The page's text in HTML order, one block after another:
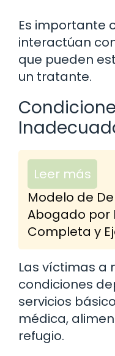
Es importante
interactúan
que pueden
un tratante.
Leer más
Modelo de
Abogado por
Completa y
Las víctimas a
condiciones
servicios
médica,
refugio.